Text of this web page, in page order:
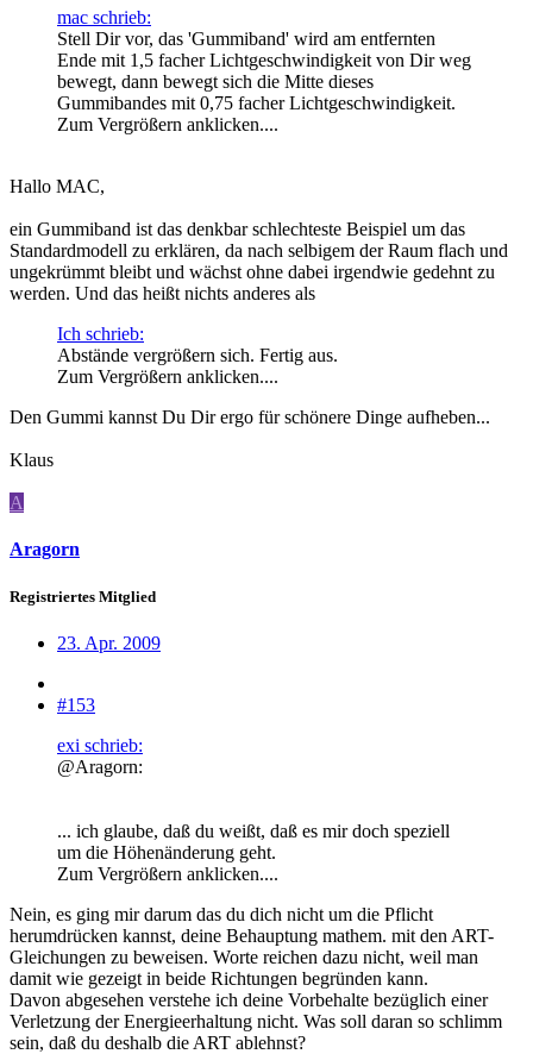
mac schrieb:
Stell Dir vor, das 'Gummiband' wird am entfernten
Ende mit 1,5 facher Lichtgeschwindigkeit von Dir weg
bewegt, dann bewegt sich die Mitte dieses
Gummibandes mit 0,75 facher Lichtgeschwindigkeit.
Zum Vergrößern anklicken....
Hallo MAC,
ein Gummiband ist das denkbar schlechteste Beispiel um das
Standardmodell zu erklären, da nach selbigem der Raum flach und
ungekrümmt bleibt und wächst ohne dabei irgendwie gedehnt zu
werden. Und das heißt nichts anderes als
Ich schrieb:
Abstände vergrößern sich. Fertig aus.
Zum Vergrößern anklicken....
Den Gummi kannst Du Dir ergo für schönere Dinge aufheben...
Klaus
A
Aragorn
Registriertes Mitglied
23. Apr. 2009
#153
exi schrieb:
@Aragorn:
... ich glaube, daß du weißt, daß es mir doch speziell
um die Höhenänderung geht.
Zum Vergrößern anklicken....
Nein, es ging mir darum das du dich nicht um die Pflicht
herumdrücken kannst, deine Behauptung mathem. mit den ART-
Gleichungen zu beweisen. Worte reichen dazu nicht, weil man
damit wie gezeigt in beide Richtungen begründen kann.
Davon abgesehen verstehe ich deine Vorbehalte bezüglich einer
Verletzung der Energieerhaltung nicht. Was soll daran so schlimm
sein, daß du deshalb die ART ablehnst?